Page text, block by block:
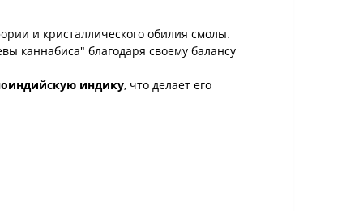
и кристаллического обилия смолы.
каннабиса" благодаря своему балансу
индику, что делает его